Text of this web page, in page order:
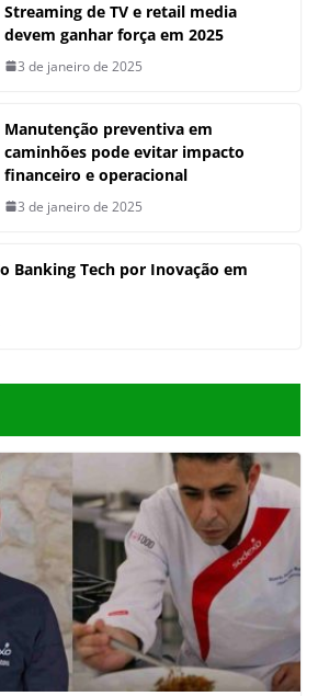
Streaming de TV e retail media
devem ganhar força em 2025
3 de janeiro de 2025
Manutenção preventiva em
caminhões pode evitar impacto
financeiro e operacional
3 de janeiro de 2025
Banking Tech por Inovação em